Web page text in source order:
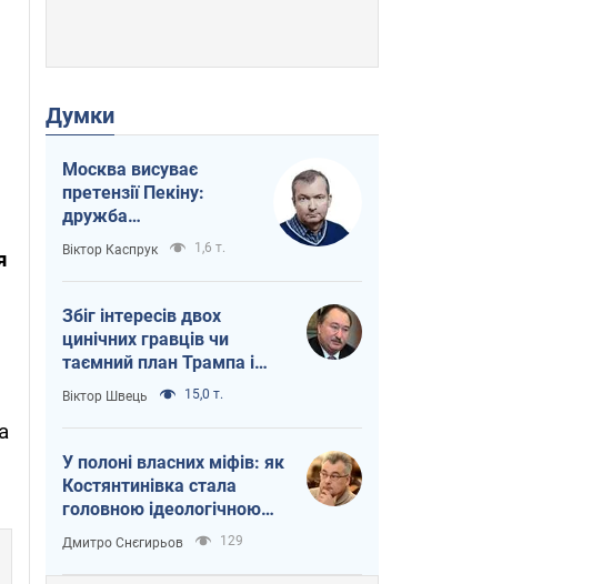
Думки
Москва висуває
претензії Пекіну:
дружба
перетворюється на
залежність Росії від
Китаю
Віктор Каспрук 1,6 т.
Збіг інтересів двох
цинічних гравців чи
таємний план Трампа і
Путіна?
Віктор Швець 15,0 т.
У полоні власних міфів: як
Костянтинівка стала
головною ідеологічною
пасткою для російських
окупантів
Дмитро Снєгирьов 129